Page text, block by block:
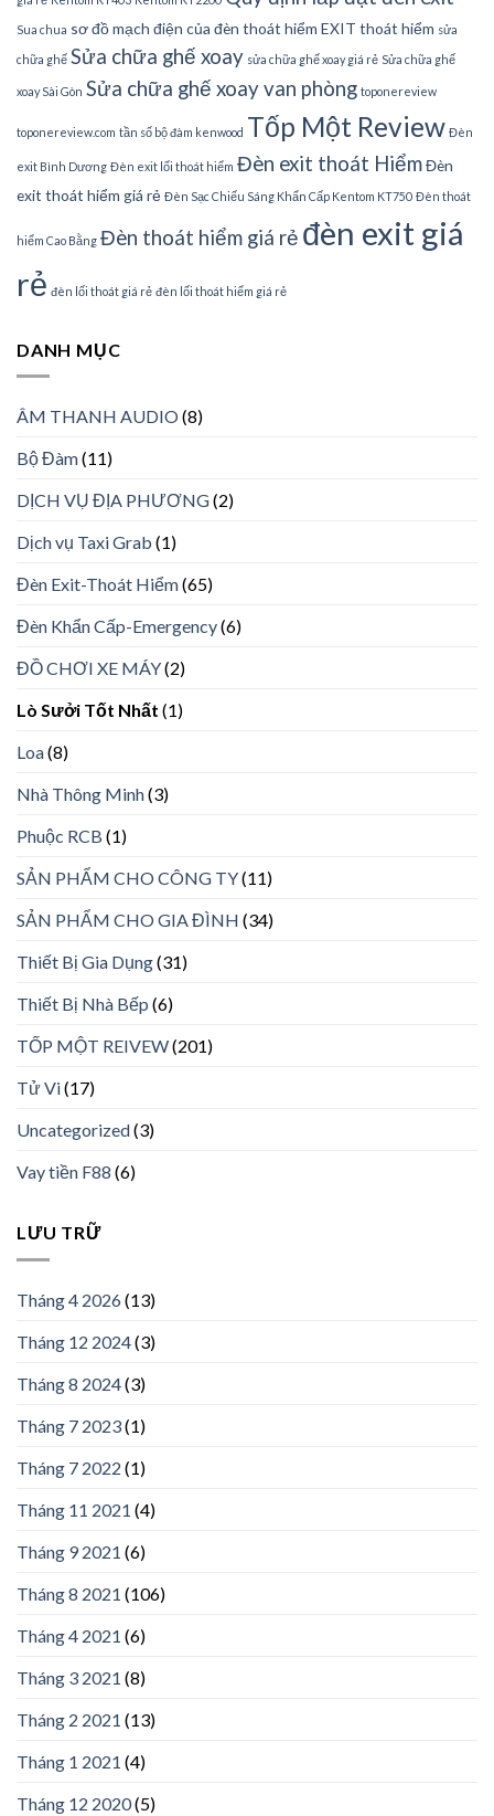
Sua chua sơ đồ mạch điện của đèn thoát hiểm EXIT thoát hiểm sửa
chữa ghế Sửa chữa ghế xoay sửa chữa ghế xoay giá rẻ Sửa chữa ghế
xoay Sài Gòn Sửa chữa ghế xoay van phòng toponereview
toponereview.com tần số bộ đàm kenwood Tốp Một Review Đèn
exit Bình Dương Đèn exit lối thoát hiểm Đèn exit thoát HiểmĐèn
exit thoát hiểm giá rẻ Đèn Sạc Chiếu Sáng Khẩn Cấp Kentom KT750 Đèn thoát
hiểm Cao Bằng Đèn thoát hiểm giá rẻ đèn exit giá
rẻ đèn lối thoát giá rẻ đèn lối thoát hiểm giá rẻ
DANH MỤC
ÂM THANH AUDIO(8)
Bộ Đàm(11)
DỊCH VỤ ĐỊA PHƯƠNG(2)
Dịch vụ Taxi Grab (1)
Đèn Exit-Thoát Hiểm(65)
Đèn Khẩn Cấp-Emergency(6)
ĐỒ CHƠI XE MÁY(2)
Lò Sưởi Tốt Nhất (1)
Loa(8)
Nhà Thông Minh(3)
Phuộc RCB (1)
SẢN PHẨM CHO CÔNG TY(11)
SẢN PHẨM CHO GIA ĐÌNH (34)
Thiết Bị Gia Dụng(31)
Thiết Bị Nhà Bếp (6)
TỐP MỘT REIVEW(201)
Tử Vi(17)
Uncategorized(3)
Vay tiền F88 (6)
LƯU TRỮ
Tháng 4 2026(13)
Tháng 12 2024(3)
Tháng 8 2024(3)
Tháng 7 2023(1)
Tháng 7 2022 (1)
Tháng 11 2021 (4)
Tháng 9 2021 (6)
Tháng 8 2021 (106)
Tháng 4 2021 (6)
Tháng 3 2021 (8)
Tháng 2 2021 (13)
Tháng 1 2021 (4)
Tháng 12 2020(5)